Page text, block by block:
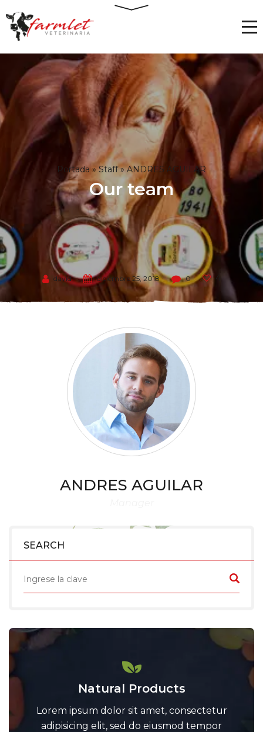
Portada »Staff»ANDRES AGUILAR
Our team
david diciembre 25, 2018 0 4
SEARCH
Natural Products
Lorem ipsum dolor sit amet, consectetur
adipisicing elit, sed do eiusmod tempor
ANDRES AGUILAR